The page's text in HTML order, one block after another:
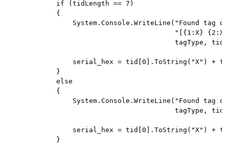
if (tidLength == 7)
{
System.Console.WriteLine("Found tag of
"[{1:X} {2:X} {3:X} {4:X}
tagType, tid[0], tid[1],
serial_hex = tid[0].ToString("X") +
}
else
{
System.Console.WriteLine("Found tag of
tagType, tid[0], tid[1],
serial_hex = tid[0].ToString("X") +
}